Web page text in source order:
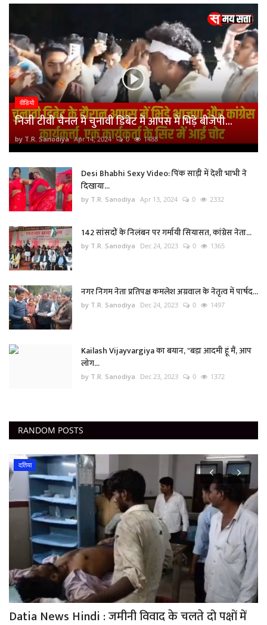
वीडियो
निजी टीवी चैनल में चुनावी डिबेट में आपस में भिड़े बीजेपी...
by T.R. Sanodiya Apr 14, 2024 0 1488
Desi Bhabhi Sexy Video: पिंक साड़ी में देशी भाभी ने
दिखाया...
by T.R. Sanodiya Apr 13, 2024 0 2332
142 सांसदों के निलंबन पर गर्मायी सियासत, कांग्रेस नेता...
by T.R. Sanodiya Dec 24, 2023 0 1365
नगर निगम नेता प्रतिपक्ष कमलेश अग्रवाल के नेतृत्व में पार्षद...
by T.R. Sanodiya Dec 24, 2023 0 1497
Kailash Vijayvargiya का बयान, "बड़ा आदमी हूं मैं, आप
लोग...
by T.R. Sanodiya Dec 23, 2023 0 1372
RANDOM POSTS
दतिया
Datia News Hindi : जमीनी विवाद के चलते दो पक्षों में